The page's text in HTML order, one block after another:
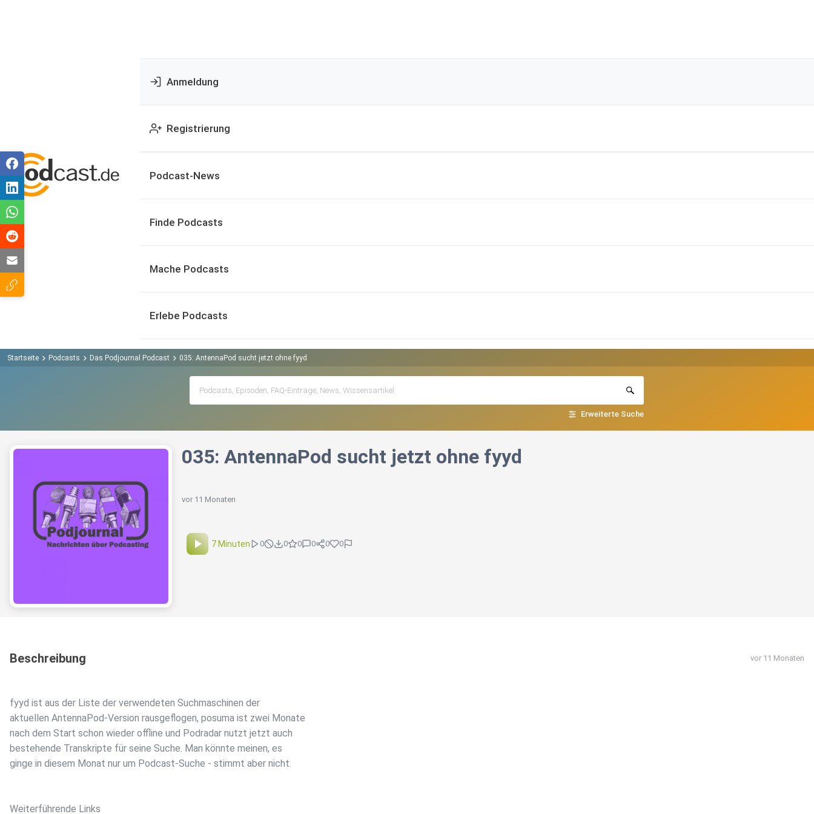
Anmeldung
Registrierung
Podcast-News
Finde Podcasts
Mache Podcasts
Erlebe Podcasts
Startseite Podcasts Das Podjournal Podcast 035: AntennaPod sucht jetzt ohne fyyd
Erweiterte Suche
035: AntennaPod sucht jetzt ohne fyyd
vor 11 Monaten
7 Minuten 0 0 0 0 0 0
Beschreibung vor 11 Monaten
fyyd ist aus der Liste der verwendeten Suchmaschinen der
aktuellen AntennaPod-Version rausgeflogen, posuma ist zwei Monate
nach dem Start schon wieder offline und Podradar nutzt jetzt auch
bestehende Transkripte für seine Suche. Man könnte meinen, es
ginge in diesem Monat nur um Podcast-Suche - stimmt aber nicht.
Weiterführende Links